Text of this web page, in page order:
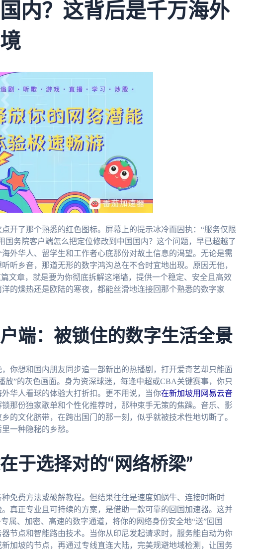
内？这背后是千万海外
开了那个熟悉的红色图标。屏幕上的提示冰冷而固执：“服务仅限
国务院客户端怎么把定位修改到中国国内？这个问题，早已超越了
外华人、留学生和工作者心底那份对故土信息的渴望。无论是需
听乡音，那道无形的数字鸿沟总在不合时宜地出现。原因无他，
文章，就是要为你彻底拆解这堵墙，提供一个稳定、安全且高效
的燥热还是欧陆的寒夜，都能丝滑地连接回那个熟悉的数字家
端：被锁住的数字生活全景
你想和国内朋友同步追一部新出的热播剧，打开爱奇艺却只能面
放”的灰色画面。身为资深球迷，每逢中超或CBA关键赛事，你只
华人看球的体验大打折扣。更不用说，当你在新加坡用网易云音
锁那份独家歌单和个性化推荐时，那种束手无策的焦躁。音乐、影
文化脐带，在跨出国门的那一刻，似乎就被技术性地切断了。
一种隐秘的乡愁。
于选择对的“网络桥梁”
免费方法或破解教程。但结果往往是速度如蜗牛、连接时断时
真正专业且可持续的方案，是借助一款可靠的回国加速器。这并
属、加密、高速的数字通道，将你的网络身份安全地“送”回国
节点和智能路由技术。当你从印尼发起请求时，服务能自动为你
加坡的节点，再通过专线直连大陆，完美规避地域检测，让国务